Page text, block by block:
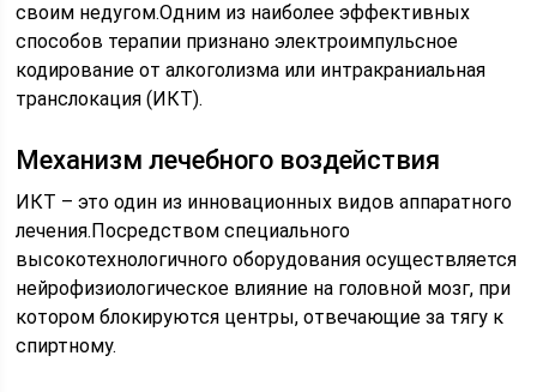
своим недугом.Одним из наиболее эффективных
способов терапии признано электроимпульсное
кодирование от алкоголизма или интракраниальная
транслокация (ИКТ).
Механизм лечебного воздействия
ИКТ – это один из инновационных видов аппаратного
лечения.Посредством специального
высокотехнологичного оборудования осуществляется
нейрофизиологическое влияние на головной мозг, при
котором блокируются центры, отвечающие за тягу к
спиртному.